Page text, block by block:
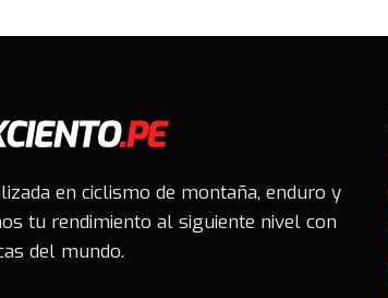
en ciclismo de montaña, enduro y
tu rendimiento al siguiente nivel con
del mundo.